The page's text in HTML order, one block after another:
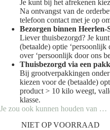
Je kunt bij het afrekenen
Na ontvangst van de
telefoon contact met je op
Bezorgen binnen
Liever thuisbezorgd? Je
(betaalde) optie ‘persoonlijk
over ‘persoonlijk door ons
Thuisbezorgd via een
Bij grootverpakkingen
kiezen voor de (betaalde)
product > 10 kilo weegt,
klasse.
Je zou ook kunnen houden van …
NIET OP VOORRAAD